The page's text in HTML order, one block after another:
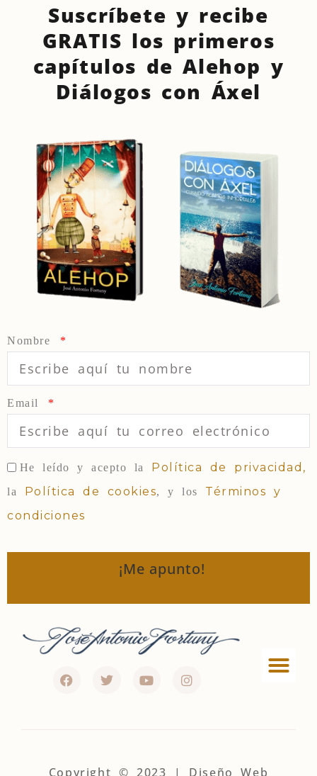
Suscríbete y recibe
GRATIS los primeros
capítulos de Alehop y
Diálogos con Áxel
Nombre
Email
He leído y acepto la Política de privacidad,
la Política de cookies, y los Términos y
condiciones
¡Me apunto!
Copyright © 2023 | Diseño Web